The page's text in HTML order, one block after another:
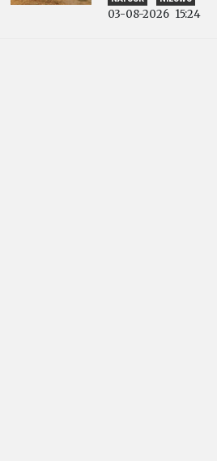
03-08-2026 15:24